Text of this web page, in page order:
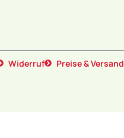
Widerruf Preise & Versand